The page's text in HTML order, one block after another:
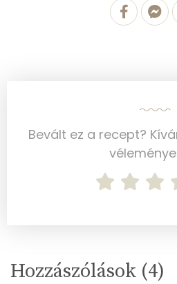
Egyszeresen telítetlen
Vas
Bevált ez a recept?
Hozzászólások (4)